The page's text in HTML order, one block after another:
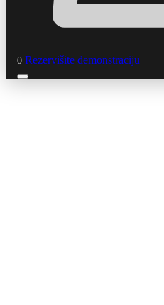
0 Rezervišite demonstraciju